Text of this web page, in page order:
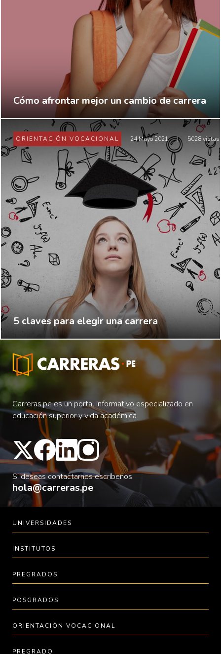
Cómo afrontar mejor un cambio de carrera
ORIENTACIÓN VOCACIONAL 24 Mayo 2021 | 5028 vistas
5 claves para elegir una carrera
Carreras.pe es un portal informativo especializado en
educación superior y vida académica.
Si deseas contactarnos escríbenos
hola@carreras.pe
UNIVERSIDADES
INSTITUTOS
PREGRADOS
POSGRADOS
ORIENTACIÓN VOCACIONAL
PREGRADO